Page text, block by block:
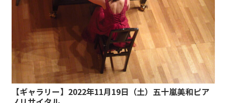
【ギャラリー】2022年11月19日（土）五十嵐美和ピア